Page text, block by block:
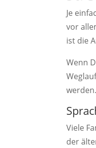
Je
vor
ist die
Wenn
Viele
der